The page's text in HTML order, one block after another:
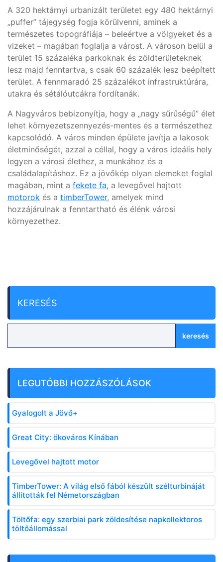
A 320 hektárnyi urbanizált területet egy 480 hektárnyi
„puffer” tájegység fogja körülvenni, aminek a
természetes topográfiája – beleértve a völgyeket és a
vizeket – magában foglalja a várost. A városon belül a
terület 15 százaléka parkoknak és zöldterületeknek
lesz majd fenntartva, s csak 60 százalék lesz beépített
terület. A fennmaradó 25 százalékot infrastruktúrára,
utakra és sétálóutcákra fordítanák.
A Nagyváros bebizonyítja, hogy a „nagy sűrűségű” élet
lehet környezetszennyezés-mentes és a természethez
kapcsolódó. A város minden épülete javítja a lakosok
életminőségét, azzal a céllal, hogy a város ideális hely
legyen a városi élethez, a munkához és a
családalapításhoz. Ez a jövőkép olyan elemeket foglal
magában, mint a fekete fa, a levegővel hajtott
motorok és a timberTower, amelyek mind
hozzájárulnak a fenntartható és élénk városi
környezethez.
KERESÉS
keresés
LEGUTÓBBI HOZZÁSZÓLÁSOK
Gyalogolt a Jövő+
Great City: ökováros Kínában
Levegővel hajtott motor
TimberTower: A világ első fából készült szélturbináját
állították fel Németországban
Töltőfa: egy szerbiai park zöldesítése napkollektoros
töltőállomással